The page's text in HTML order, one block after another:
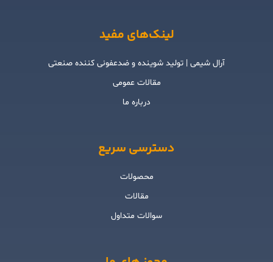
لینک‌های مفید
آرال شیمی | تولید شوینده و ضدعفونی کننده صنعتی
مقالات عمومی
درباره ما
دسترسی سریع
محصولات
مقالات
سوالات متداول